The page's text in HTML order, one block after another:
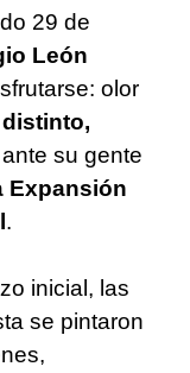
29 de
León
olor
distinto,
su gente
Expansión
.
inicial, las
se pintaron